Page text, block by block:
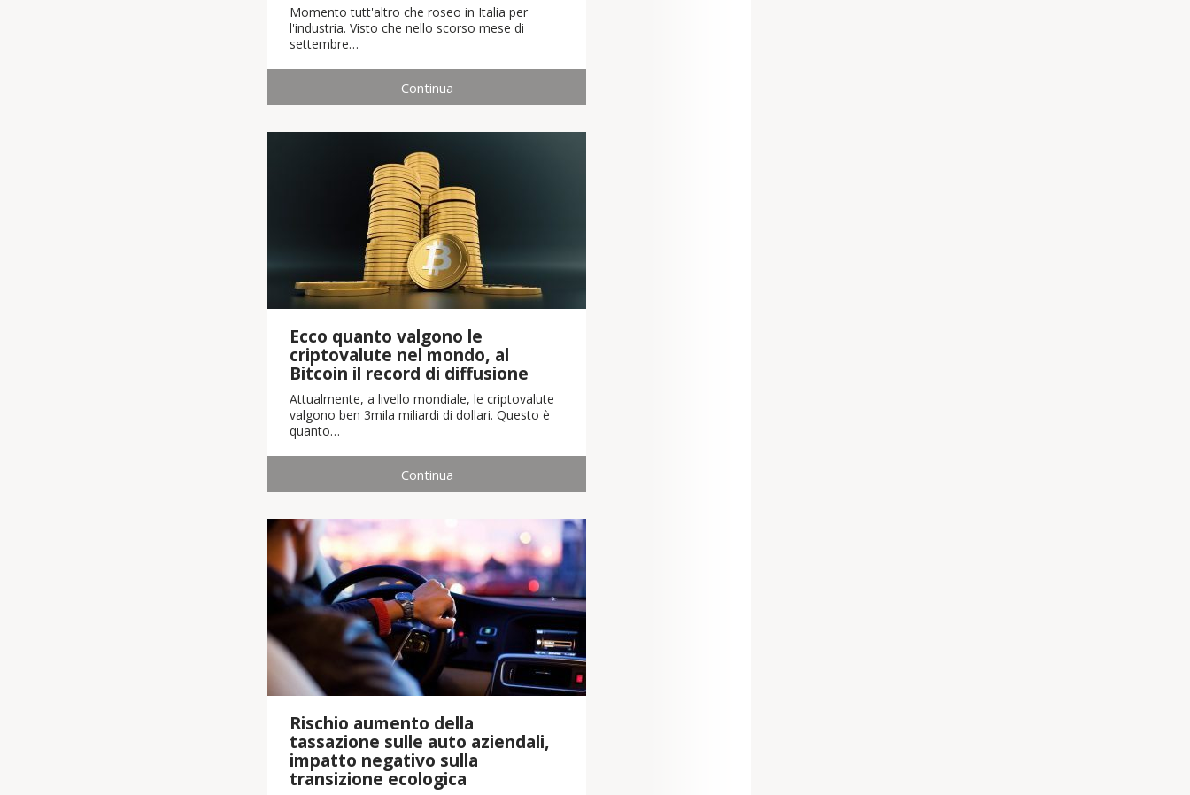
Momento tutt'altro che roseo in Italia per
l'industria. Visto che nello scorso mese di
settembre…
Continua
Ecco quanto valgono le
criptovalute nel mondo, al
Bitcoin il record di diffusione
Attualmente, a livello mondiale, le criptovalute
valgono ben 3mila miliardi di dollari. Questo è
quanto…
Continua
Rischio aumento della
tassazione sulle auto aziendali,
impatto negativo sulla
transizione ecologica